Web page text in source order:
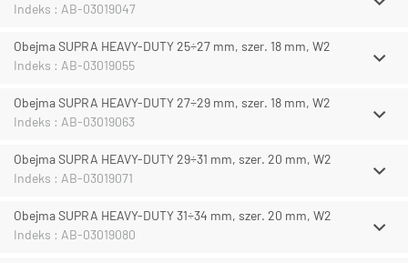
Indeks : AB-03019047
Obejma SUPRA HEAVY-DUTY 25÷27 mm, szer. 18 mm, W2
Indeks : AB-03019055
Obejma SUPRA HEAVY-DUTY 27÷29 mm, szer. 18 mm, W2
Indeks : AB-03019063
Obejma SUPRA HEAVY-DUTY 29÷31 mm, szer. 20 mm, W2
Indeks : AB-03019071
Obejma SUPRA HEAVY-DUTY 31÷34 mm, szer. 20 mm, W2
Indeks : AB-03019080